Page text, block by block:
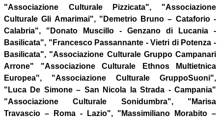
"Associazione Culturale Pizzicata", "Associazione
Culturale Gli Amarimai", "Demetrio Bruno – Cataforio -
Calabria", "Donato Muscillo - Genzano di Lucania -
Basilicata", "Francesco Passannante - Vietri di Potenza -
Basilicata", "Associazione Culturale Gruppo Campanari
Arrone" "Associazione Culturale Ethnos Multietnica
Europea", "Associazione Culturale GruppoSuoni",
"Luca De Simone – San Nicola la Strada - Campania"
"Associazione Culturale Sonidumbra", "Marisa
Travascio – Roma - Lazio", "Massimiliano Morabito –